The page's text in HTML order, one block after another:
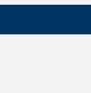
den späteren
sind die
DIN V 18599,
in der GA
und zum